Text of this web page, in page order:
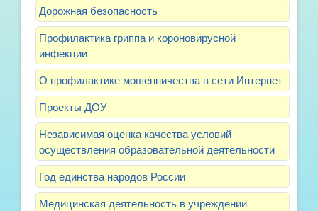
Дорожная безопасность
Профилактика гриппа и короновирусной
инфекции
О профилактике мошенничества в сети Интернет
Проекты ДОУ
Независимая оценка качества условий
осуществления образовательной деятельности
Год единства народов России
Медицинская деятельность в учреждении